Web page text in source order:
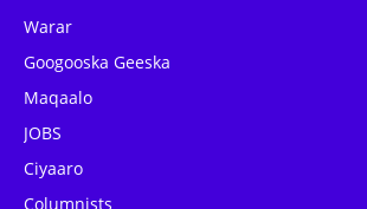
Warar
Googooska Geeska
Maqaalo
JOBS
Ciyaaro
Columnists